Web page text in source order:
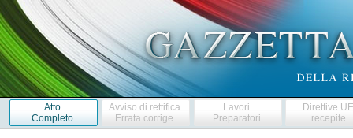
Atto
Completo
Avviso di rettifica
Errata corrige
Lavori
Preparatori
Direttive
recepite